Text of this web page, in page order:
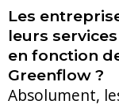
Les
leurs
en fonction
Greenflow ?
Absolument,